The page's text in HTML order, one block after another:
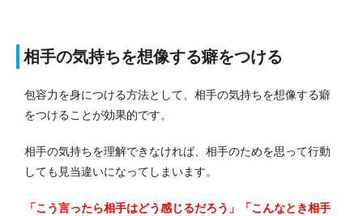
相手の気持ちを想像する癖をつける
包容力を身につける方法として、相手の気持ちを想像する癖
をつけることが効果的です。
相手の気持ちを理解できなければ、相手のためを思って行動
しても見当違いになってしまいます。
「こう言ったら相手はどう感じるだろう」「こんなとき相手